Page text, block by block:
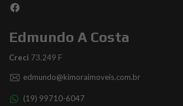
Edmundo A Costa
Creci 73.249 F
edmundo@kimoraimoveis.com.br
(19) 99710-6047